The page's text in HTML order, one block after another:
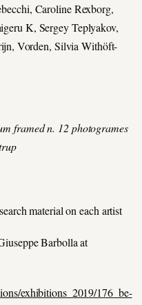
Caroline Rexborg,
K, Sergey Teplyakov,
Vorden, Silvia Withöft-
framed n. 12 photogrames
material on each artist
Barbolla at
exhibitions_2019/176_be-